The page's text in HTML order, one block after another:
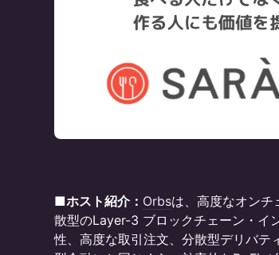
​​■ホスト紹介： Orbsは、高度なオンチ
散型のLayer-3 ブロックチェーン・イ
性、高度な取引注文、分散型デリバテ